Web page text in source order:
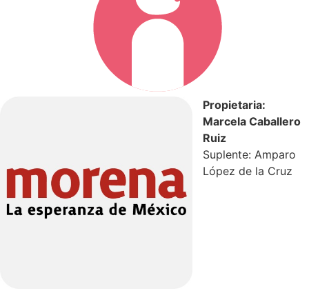
Propietaria:
Marcela Caballero
Ruiz
Suplente: Amparo
López de la Cruz